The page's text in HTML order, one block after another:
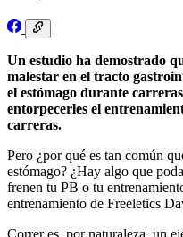
Un estudio ha demostrado
malestar en el tracto
el estómago durante
entorpecerles el
carreras.
Pero ¿por qué es tan común
estómago? ¿Hay algo que
frenen tu PB o tu
entrenamiento de Freeletics